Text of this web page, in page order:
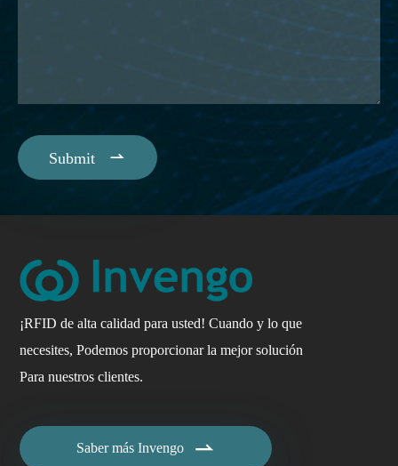
Submit 
¡RFID de alta calidad para usted! Cuando y lo que
necesites, Podemos proporcionar la mejor solución
Para nuestros clientes.
Saber más Invengo 